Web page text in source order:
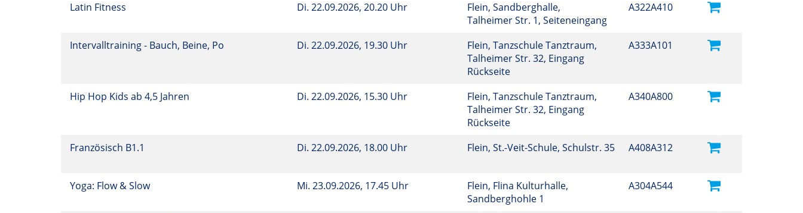
Latin Fitness Di. 22.09.2026, 20.20 Uhr
Flein, Sandberghalle,
Talheimer Str. 1, Seiteneingang
A322A410
Intervalltraining - Bauch, Beine, Po Di. 22.09.2026, 19.30 Uhr
Flein, Tanzschule Tanztraum,
Talheimer Str. 32, Eingang
Rückseite
A333A101
Hip Hop Kids ab 4,5 Jahren Di. 22.09.2026, 15.30 Uhr
Flein, Tanzschule Tanztraum,
Talheimer Str. 32, Eingang
Rückseite
A340A800
Französisch B1.1 Di. 22.09.2026, 18.00 Uhr Flein, St.-Veit-Schule, Schulstr. 35 A408A312
Yoga: Flow & Slow Mi. 23.09.2026, 17.45 Uhr
Flein, Flina Kulturhalle,
Sandberghohle 1
A304A544